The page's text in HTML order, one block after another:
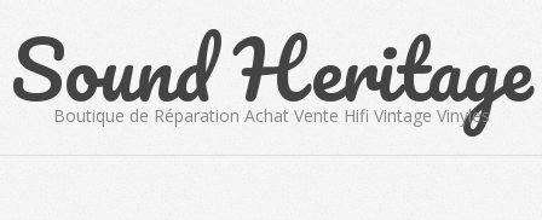
content
Sound Heritage
Boutique de Réparation Achat Vente Hifi Vintage Vinyles